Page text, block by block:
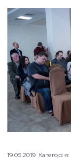
19.05.2019 Категорія: